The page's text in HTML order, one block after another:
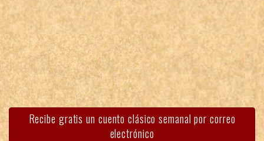
Recibe gratis un cuento clásico semanal por correo
electrónico